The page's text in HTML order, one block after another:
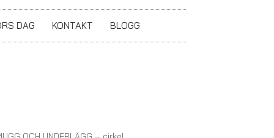
DAG KONTAKT BLOGG